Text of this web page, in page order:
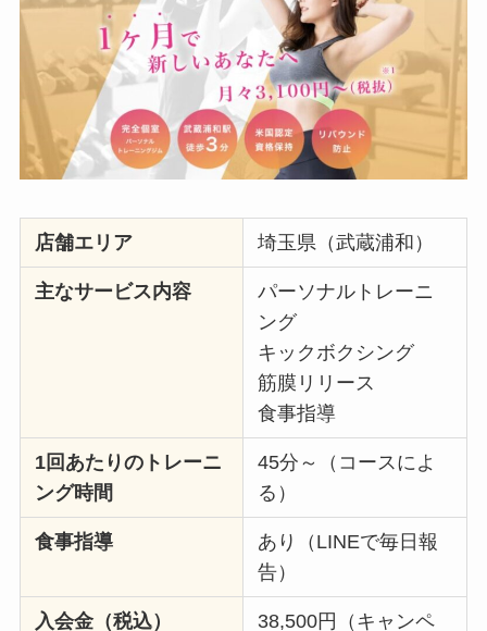
店舗エリア 埼玉県（武蔵浦和）
主なサービス内容
パーソナルトレーニ
ング
キックボクシング
筋膜リリース
食事指導
1回あたりのトレーニ
ング時間
45分～（コースによ
る）
食事指導
あり（LINEで毎日報
告）
入会金（税込）
38,500円（キャンペ